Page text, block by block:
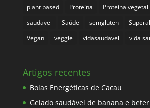
plant based
Proteína Proteína vegetal
saudavel
Saúde semgluten
Vegan
veggie vidasaudavel vida
Artigos recentes
Bolas Energéticas de Cacau
Gelado saudável de banana e